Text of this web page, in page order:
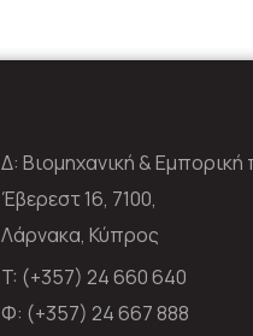
Δ: Βιομηχανική &
Έβερεστ 16, 7100,
Λάρνακα, Κύπρος
T: (+357) 24 660 640
Φ: (+357) 24 667 888